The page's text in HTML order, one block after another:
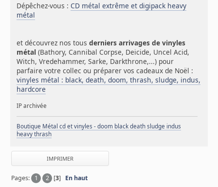
Dépêchez-vous : CD métal extrême et digipack heavy
métal
et découvrez nos tousderniers arrivages de vinyles
métal (Bathory, Cannibal Corpse, Deicide, Uncel Acid,
Witch, Vredehammer, Sarke, Darkthrone,...) pour
parfaire votre collec ou préparer vos cadeaux de Noël :
vinyles métal : black, death, doom, thrash, sludge, indus,
hardcore
IP archivée
Boutique Métal cd et vinyles - doom black death sludge indus
heavy thrash
IMPRIMER
Pages: 1 2 [3] En haut